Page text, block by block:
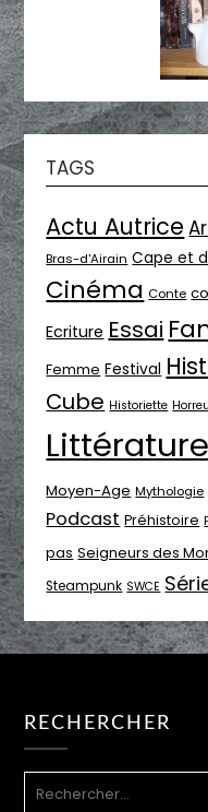
TAGS
Actu Autrice
Bras-d'Airain Cape et
Cinéma Conte
Ecriture Essai
Femme Festival
Cube Historiette
Littérature
Moyen-Age Mythologie
Podcast Préhistoire
pas Seigneurs des
Steampunk SWCE
RECHERCHER